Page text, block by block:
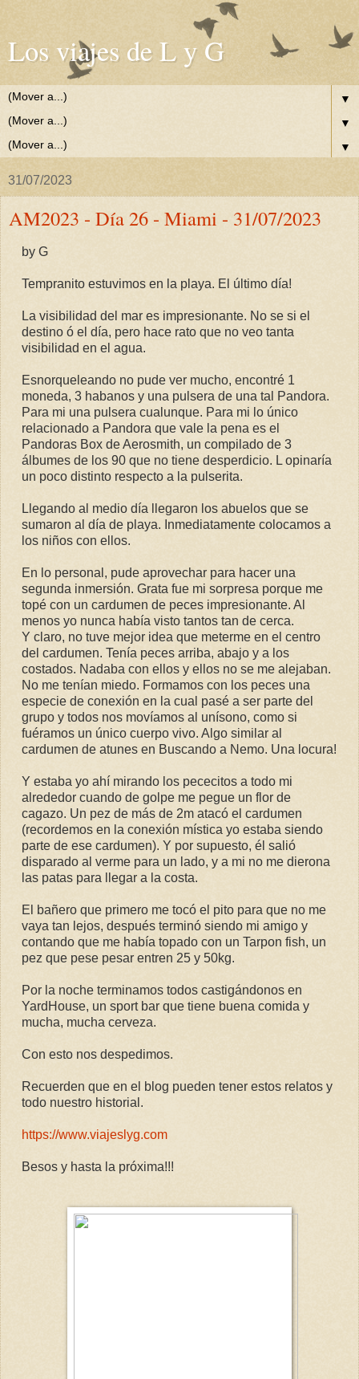
Los viajes de L y G
▼
▼
▼
31/07/2023
AM2023 - Día 26 - Miami - 31/07/2023
by G
Tempranito estuvimos en la playa. El último día!
La visibilidad del mar es impresionante. No se si el
destino ó el día, pero hace rato que no veo tanta
visibilidad en el agua.
Esnorqueleando no pude ver mucho, encontré 1
moneda, 3 habanos y una pulsera de una tal Pandora.
Para mi una pulsera cualunque. Para mi lo único
relacionado a Pandora que vale la pena es el
Pandoras Box de Aerosmith, un compilado de 3
álbumes de los 90 que no tiene desperdicio. L opinaría
un poco distinto respecto a la pulserita.
Llegando al medio día llegaron los abuelos que se
sumaron al día de playa. Inmediatamente colocamos a
los niños con ellos.
En lo personal, pude aprovechar para hacer una
segunda inmersión. Grata fue mi sorpresa porque me
topé con un cardumen de peces impresionante. Al
menos yo nunca había visto tantos tan de cerca.
Y claro, no tuve mejor idea que meterme en el centro
del cardumen. Tenía peces arriba, abajo y a los
costados. Nadaba con ellos y ellos no se me alejaban.
No me tenían miedo. Formamos con los peces una
especie de conexión en la cual pasé a ser parte del
grupo y todos nos movíamos al unísono, como si
fuéramos un único cuerpo vivo. Algo similar al
cardumen de atunes en Buscando a Nemo. Una locura!
Y estaba yo ahí mirando los pececitos a todo mi
alrededor cuando de golpe me pegue un flor de
cagazo. Un pez de más de 2m atacó el cardumen
(recordemos en la conexión mística yo estaba siendo
parte de ese cardumen). Y por supuesto, él salió
disparado al verme para un lado, y a mi no me dierona
las patas para llegar a la costa.
El bañero que primero me tocó el pito para que no me
vaya tan lejos, después terminó siendo mi amigo y
contando que me había topado con un Tarpon fish, un
pez que pese pesar entren 25 y 50kg.
Por la noche terminamos todos castigándonos en
YardHouse, un sport bar que tiene buena comida y
mucha, mucha cerveza.
Con esto nos despedimos.
Recuerden que en el blog pueden tener estos relatos y
todo nuestro historial.
https://www.viajeslyg.com
Besos y hasta la próxima!!!